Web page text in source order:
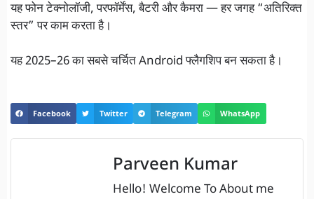
यह फोन टेक्नोलॉजी, परफॉर्मेंस, बैटरी और कैमरा — हर जगह “अतिरिक्त
स्तर” पर काम करता है।
यह 2025–26 का सबसे चर्चित Android फ्लैगशिप बन सकता है।
Facebook Twitter Telegram WhatsApp
Parveen Kumar
Hello! Welcome To About me